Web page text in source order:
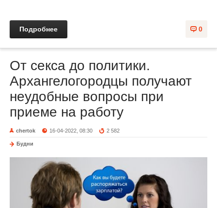
0
Подробнее
От секса до политики.
Архангелогородцы получают
неудобные вопросы при
приеме на работу
chertok 16-04-2022, 08:30 2 582
Будни